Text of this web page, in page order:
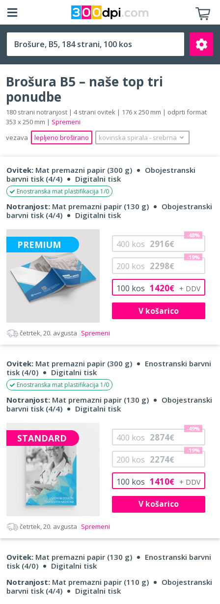
B5 (176 x 250 mm)
Išči
Brošura B5 – naše top tri
ponudbe
180 strani notranjost | 4 strani ovitek | 176 x 250 mm | odprti format
353 x 250 mm | Spremeni
vezava
lepljeno broširano kovinska spirala ‐ srebrna
Ovitek: Mat premazni papir (300 g)
Obojestranski
barvni tisk (4/4)
Digitalni tisk
Enostranska mat plastifikacija 1/0
Notranjost: Mat premazni papir (130 g)
Obojestranski
barvni tisk (4/4)
Digitalni tisk
PREMIUM
100 kos 1420€
200 kos 2298€
-19%
400 kos 2916€
-48%
V košarico
četrtek, 20. avgusta Spremeni
Ovitek: Mat premazni papir (300 g)
Enostranski barvni
tisk (4/0)
Digitalni tisk
Enostranska mat plastifikacija 1/0
Notranjost: Mat premazni papir (130 g)
Obojestranski
barvni tisk (4/4)
Digitalni tisk
STANDARD
100 kos 1410€
200 kos 2274€
-19%
400 kos 2874€
-49%
V košarico
četrtek, 20. avgusta Spremeni
Ovitek: Mat premazni papir (130 g)
Enostranski barvni
tisk (4/0)
Digitalni tisk
Notranjost: Mat premazni papir (110 g)
Obojestranski
barvni tisk (4/4)
Digitalni tisk